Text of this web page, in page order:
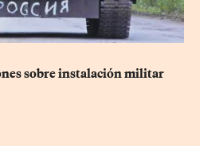
sobre instalación militar